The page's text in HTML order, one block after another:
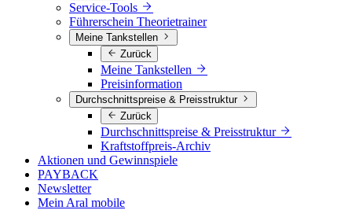
Service-Tools
Führerschein Theorietrainer
Meine Tankstellen
Zurück
Meine Tankstellen
Preisinformation
Durchschnittspreise & Preisstruktur
Zurück
Durchschnittspreise & Preisstruktur
Kraftstoffpreis-Archiv
Aktionen und Gewinnspiele
PAYBACK
Newsletter
Mein Aral mobile